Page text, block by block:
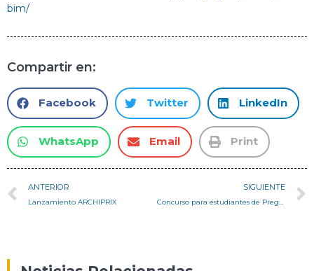
bim/
Compartir en:
Facebook Twitter LinkedIn
WhatsApp Email Print
ANTERIOR
Lanzamiento ARCHIPRIX
SIGUIENTE